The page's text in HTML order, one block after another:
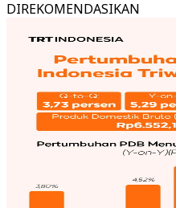
DIREKOMENDASIKAN